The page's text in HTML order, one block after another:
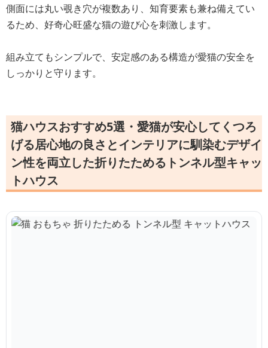
側面には丸い覗き穴が複数あり、知育要素も兼ね備えてい
るため、好奇心旺盛な猫の遊び心を刺激します。
組み立てもシンプルで、安定感のある構造が愛猫の安全を
しっかりと守ります。
猫ハウスおすすめ5選・愛猫が安心してくつろ
げる居心地の良さとインテリアに馴染むデザイ
ン性を両立した折りたためるトンネル型キャッ
トハウス